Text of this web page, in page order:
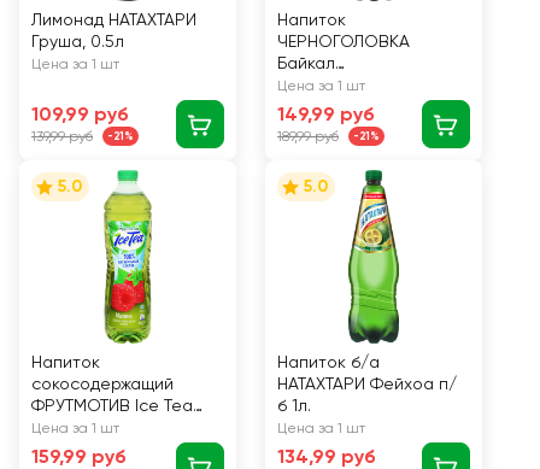
Лимонад НАТАХТАРИ
Груша, 0.5л
Цена за 1 шт
109,99 руб
139,99 руб -21%
Напиток
ЧЕРНОГОЛОВКА
Байкал
сильногазированный,
2л
Цена за 1 шт
149,99 руб
189,99 руб -21%
5.0
Напиток
сокосодержащий
ФРУТМОТИВ Ice Tea
Зеленый чай Малина,
1.5л
Цена за 1 шт
159,99 руб
5.0
Напиток б/а
НАТАХТАРИ Фейхоа п/
б 1л.
Цена за 1 шт
134,99 руб